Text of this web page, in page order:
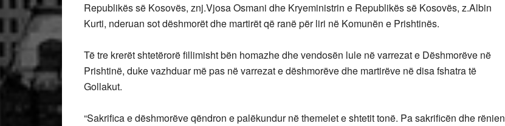
Republikës së Kosovës, znj.Vjosa Osmani dhe Kryeministrin e Republikës së Kosovës, z.Albin
Kurti, nderuan sot dëshmorët dhe martirët që ranë për liri në Komunën e Prishtinës.
Të tre krerët shtetërorë fillimisht bën homazhe dhe vendosën lule në varrezat e Dëshmorëve në
Prishtinë, duke vazhduar më pas në varrezat e dëshmorëve dhe martirëve në disa fshatra të
Gollakut.
“Sakrifica e dëshmorëve qëndron e palëkundur në themelet e shtetit tonë. Pa sakrificën dhe rënien